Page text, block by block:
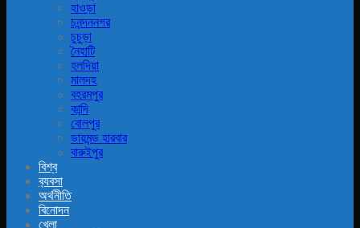
হাওড়া
চনন্দননগর
চুচুড়া
নৈহাটি
হলদিয়া
মালদহ
বহরমপুর
কান্দি
বোলপুর
ডায়মন্ড হারবার
বারুইপুর
বিশ্ব
ব‍্যবসা
অর্থনীতি
বিনোদন
খেলা